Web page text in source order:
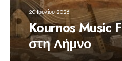
20 Ιουλίου 2026
Kournos Music
στη Λήμνο